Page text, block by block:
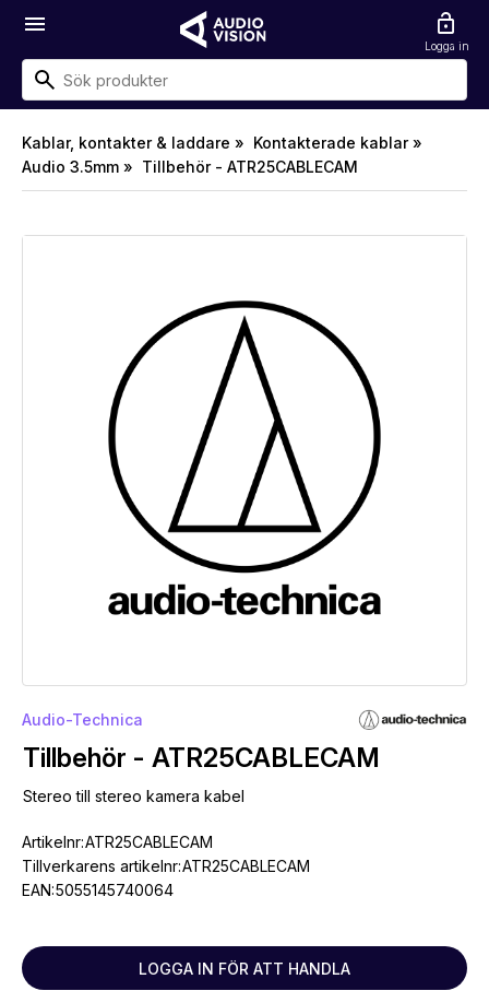
menu lock_open
Logga in
Kablar, kontakter & laddare » Kontakterade kablar »
Audio 3.5mm » Tillbehör - ATR25CABLECAM
Audio-Technica
Tillbehör - ATR25CABLECAM
Stereo till stereo kamera kabel
Artikelnr:ATR25CABLECAM
Tillverkarens artikelnr:ATR25CABLECAM
EAN:5055145740064
LOGGA IN FÖR ATT HANDLA